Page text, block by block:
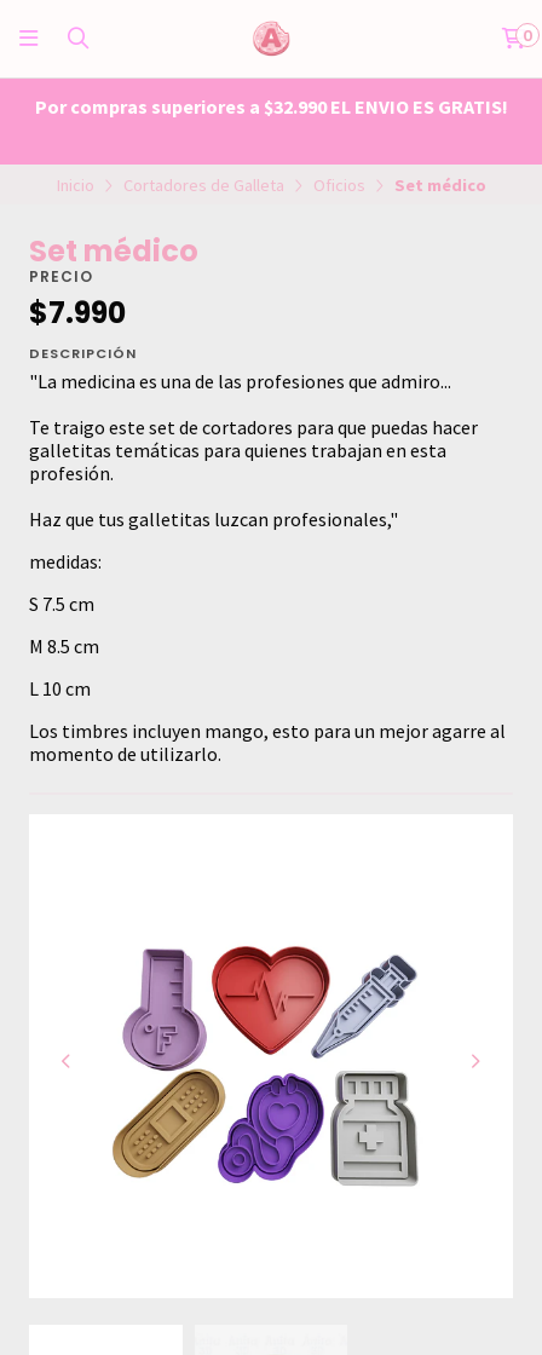
0
Por compras superiores a $32.990 EL ENVIO ES GRATIS!
Inicio Cortadores de Galleta Oficios Set médico
Set médico
PRECIO
$7.990
DESCRIPCIÓN
"La medicina es una de las profesiones que admiro...
Te traigo este set de cortadores para que puedas hacer
galletitas temáticas para quienes trabajan en esta
profesión.
Haz que tus galletitas luzcan profesionales,"
medidas:
S 7.5 cm
M 8.5 cm
L 10 cm
Los timbres incluyen mango, esto para un mejor agarre al
momento de utilizarlo.